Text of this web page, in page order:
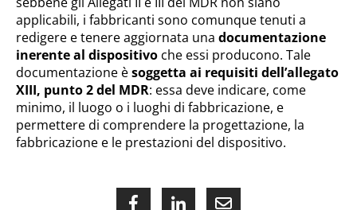
applicabili, i fabbricanti sono comunque tenuti a
redigere e tenere aggiornata una documentazione
inerente al dispositivo che essi producono. Tale
documentazione èsoggetta ai requisiti dell’allegato
XIII, punto 2 del MDR: essa deve indicare, come
minimo, il luogo o i luoghi di fabbricazione, e
permettere di comprendere la progettazione, la
fabbricazione e le prestazioni del dispositivo.